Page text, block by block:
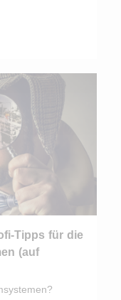
Tipps für die
(auf